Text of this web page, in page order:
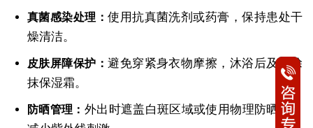
真菌感染处理：使用抗真菌洗剂或药膏，保持患处干
燥清洁。
皮肤屏障保护：避免穿紧身衣物摩擦，沐浴后及时涂
抹保湿霜。
防晒管理： 外出时遮盖白斑区域或使用物理防晒霜，